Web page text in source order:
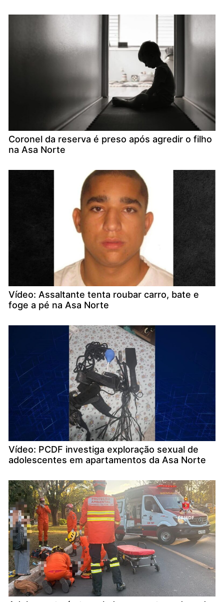
Coronel da reserva é preso após agredir o filho
na Asa Norte
Vídeo: Assaltante tenta roubar carro, bate e
foge a pé na Asa Norte
Vídeo: PCDF investiga exploração sexual de
adolescentes em apartamentos da Asa Norte